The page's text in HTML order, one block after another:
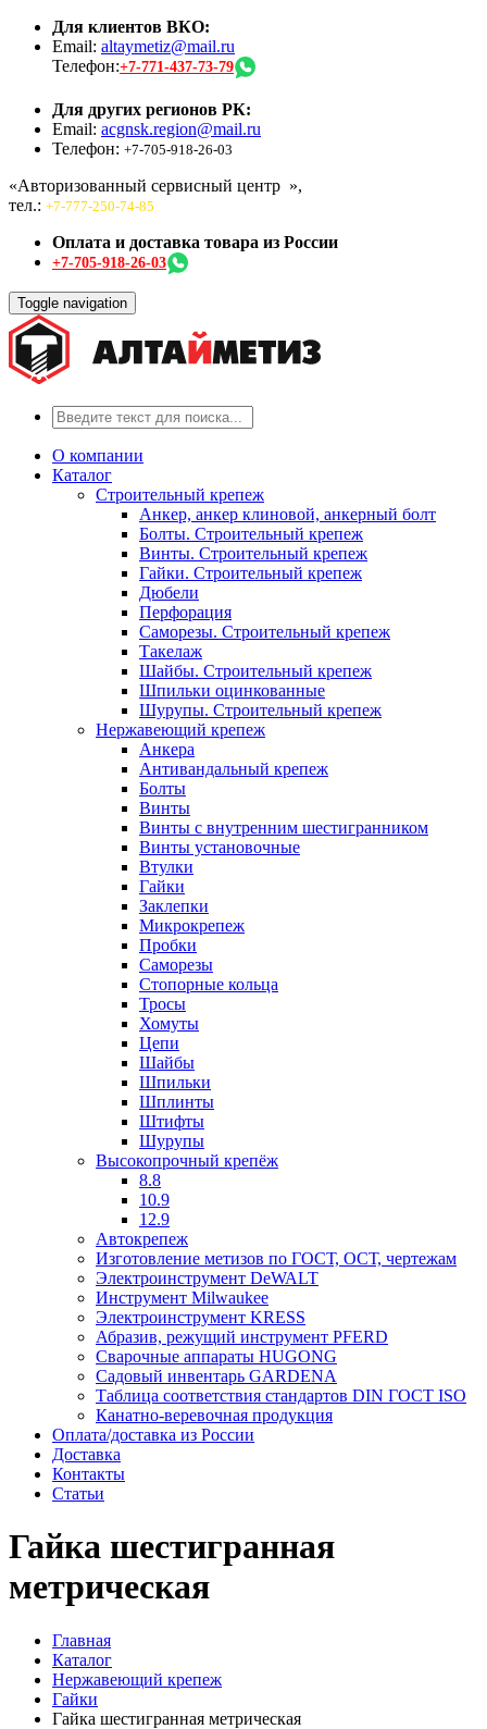
Для клиентов ВКО:
Email: altaymetiz@mail.ru
Телефон:+7-771-437-73-79
Для других регионов РК:
Email: acgnsk.region@mail.ru
Телефон: +7-705-918-26-03
«Авторизованный сервисный центр »,
тел.: +7-777-250-74-85
Оплата и доставка товара из России
+7-705-918-26-03
Toggle navigation
О компании
Каталог
Строительный крепеж
Анкер, анкер клиновой, анкерный болт
Болты. Строительный крепеж
Винты. Строительный крепеж
Гайки. Строительный крепеж
Дюбели
Перфорация
Саморезы. Строительный крепеж
Такелаж
Шайбы. Строительный крепеж
Шпильки оцинкованные
Шурупы. Строительный крепеж
Нержавеющий крепеж
Анкера
Антивандальный крепеж
Болты
Винты
Винты с внутренним шестигранником
Винты установочные
Втулки
Гайки
Заклепки
Микрокрепеж
Пробки
Саморезы
Стопорные кольца
Тросы
Хомуты
Цепи
Шайбы
Шпильки
Шплинты
Штифты
Шурупы
Высокопрочный крепёж
8.8
10.9
12.9
Автокрепеж
Изготовление метизов по ГОСТ, ОСТ, чертежам
Электроинструмент DeWALT
Инструмент Milwaukee
Электроинструмент KRESS
Абразив, режущий инструмент PFERD
Сварочные аппараты HUGONG
Садовый инвентарь GARDENA
Таблица соответствия стандартов DIN ГОСТ ISO
Канатно-веревочная продукция
Оплата/доставка из России
Доставка
Контакты
Статьи
Гайка шестигранная
метрическая
Главная
Каталог
Нержавеющий крепеж
Гайки
Гайка шестигранная метрическая